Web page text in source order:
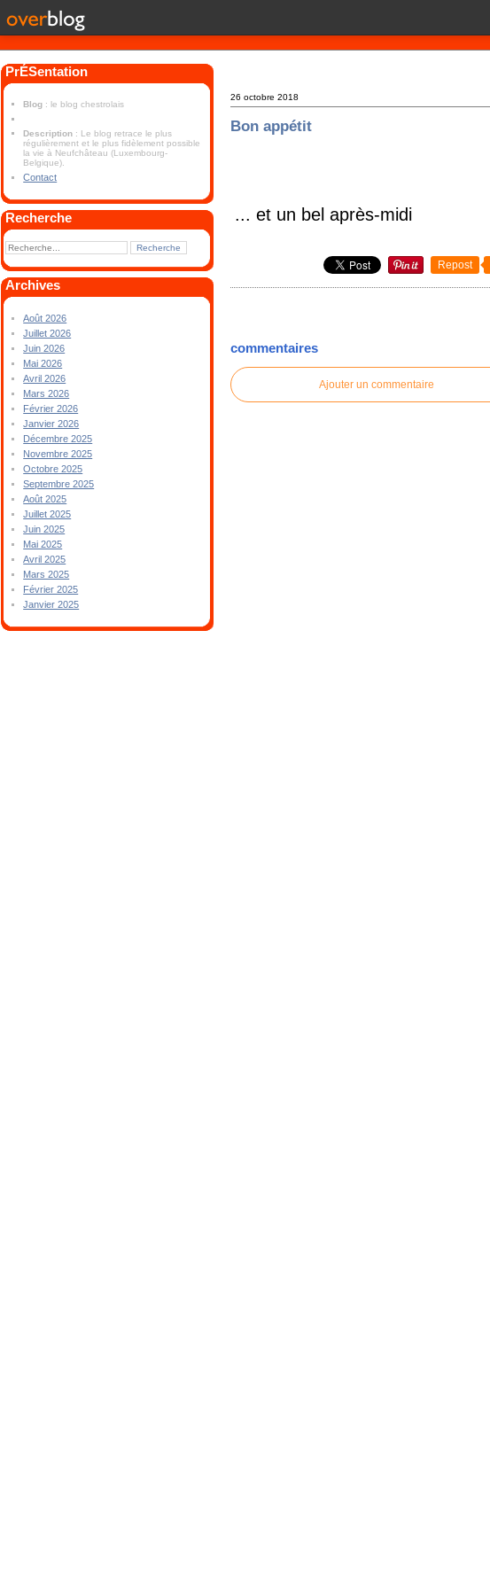
PrÉSentation
Blog : le blog chestrolais
Description : Le blog retrace le plus
régulièrement et le plus fidèlement possible
la vie à Neufchâteau (Luxembourg-
Belgique).
Contact
Recherche
Archives
Août 2026
Juillet 2026
Juin 2026
Mai 2026
Avril 2026
Mars 2026
Février 2026
Janvier 2026
Décembre 2025
Novembre 2025
Octobre 2025
Septembre 2025
Août 2025
Juillet 2025
Juin 2025
Mai 2025
Avril 2025
Mars 2025
Février 2025
Janvier 2025
26 octobre 2018
Bon appétit
... et un bel après-midi
Repost
commentaires
Ajouter un commentaire